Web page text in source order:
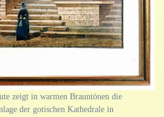
zeigt in warmen Brauntönen die
der gotischen Kathedrale in